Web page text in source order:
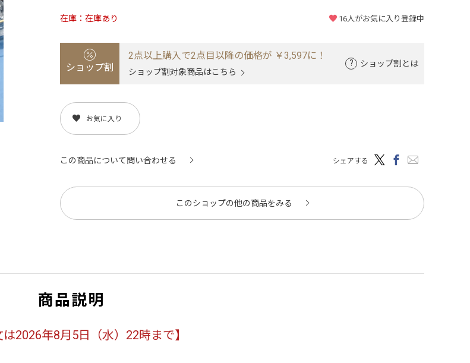
在庫 在庫あり 16人がお気に入り登録中
ショップ割
2点以上購入で2点目以降の価格が ￥3,597に！
ショップ割対象商品はこちら
ショップ割とは
お気に入り
この商品について問い合わせる シェアする
このショップの他の商品をみる
商品説明
は2026年8月5日（水）22時まで】